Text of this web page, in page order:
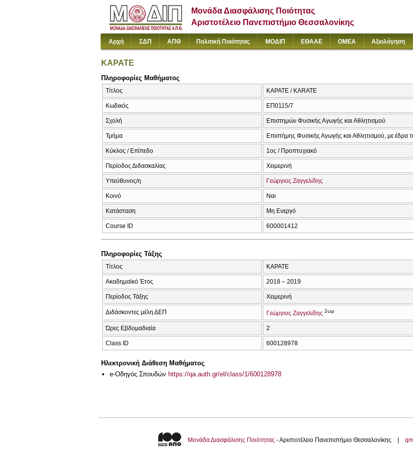
Μονάδα Διασφάλισης Ποιότητας
Αριστοτέλειο Πανεπιστήμιο Θεσσαλονίκης
Αρχή ΣΔΠ ΑΠΘ Πολιτική Ποιότητας ΜΟΔΙΠ ΕΘΑΑΕ ΟΜΕΑ Αξιολόγηση
ΚΑΡΑΤΕ
Πληροφορίες Μαθήματος
Τίτλος ΚΑΡΑΤΕ / KARATE
Κωδικός ΕΠ0115/7
Σχολή Επιστημών Φυσικής Αγωγής και Αθλητισμού
Τμήμα Επιστήμης Φυσικής Αγωγής και Αθλητισμού, με έδρα
Κύκλος / Επίπεδο 1ος / Προπτυχιακό
Περίοδος Διδασκαλίας Χειμερινή
Υπεύθυνος/η Γεώργιος Ζαγγελίδης
Κοινό Ναι
Κατάσταση Μη Ενεργό
Course ID 600001412
Πληροφορίες Τάξης
Τίτλος ΚΑΡΑΤΕ
Ακαδημαϊκό Έτος 2018 – 2019
Περίοδος Τάξης Χειμερινή
Διδάσκοντες μέλη ΔΕΠ Γεώργιος Ζαγγελίδης 2ωρ
Ώρες Εβδομαδιαία 2
Class ID 600128978
Ηλεκτρονική Διάθεση Μαθήματος
e-Οδηγός Σπουδών https://qa.auth.gr/el/class/1/600128978
Μονάδα Διασφάλισης Ποιότητας - Αριστοτέλειο Πανεπιστήμιο Θεσσαλονίκης |